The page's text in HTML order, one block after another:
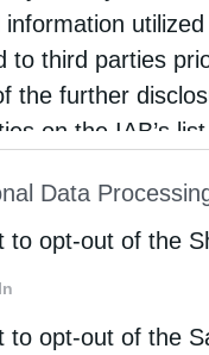
information
to third parties
the further
on the IAB’s
of Downstream
parties.
Data
to opt-out of the
to opt-out of the
το
φιλανθρωπικό
όχι
έκδοση
ενώ